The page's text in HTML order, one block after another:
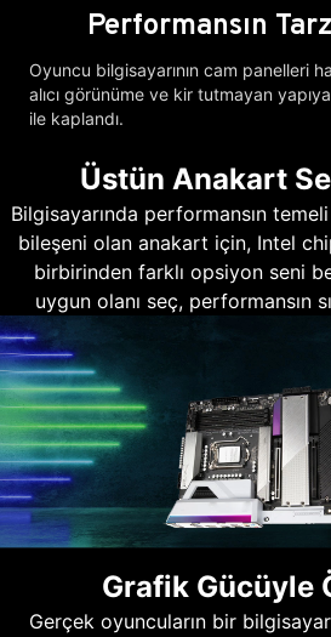
Performansın
Oyuncu bilgisayarının cam panelleri
alıcı görünüme ve kir tutmayan yapıya
ile kaplandı.
Üstün Anakart
Bilgisayarında performansın
bileşeni olan anakart için, Intel
birbirinden farklı opsiyon seni
uygun olanı seç, performansın
Grafik Gücüyle
Gerçek oyuncuların bir